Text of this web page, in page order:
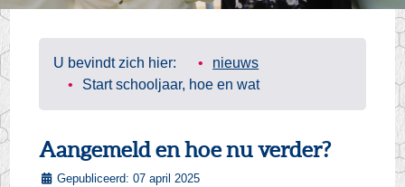
U bevindt zich hier:
nieuws
Start schooljaar, hoe en wat
Aangemeld en hoe nu verder?
Gepubliceerd: 07 april 2025